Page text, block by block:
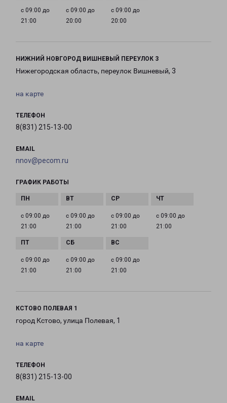
с 09:00 до
21:00
с 09:00 до
20:00
с 09:00 до
20:00
НИЖНИЙ НОВГОРОД ВИШНЕВЫЙ ПЕРЕУЛОК 3
Нижегородская область, переулок Вишневый, 3
на карте
ТЕЛЕФОН
8(831) 215-13-00
EMAIL
nnov@pecom.ru
ГРАФИК РАБОТЫ
с 09:00 до
21:00
с 09:00 до
21:00
с 09:00 до
21:00
с 09:00 до
21:00
с 09:00 до
21:00
с 09:00 до
21:00
с 09:00 до
21:00
КСТОВО ПОЛЕВАЯ 1
город Кстово, улица Полевая, 1
на карте
ТЕЛЕФОН
8(831) 215-13-00
EMAIL